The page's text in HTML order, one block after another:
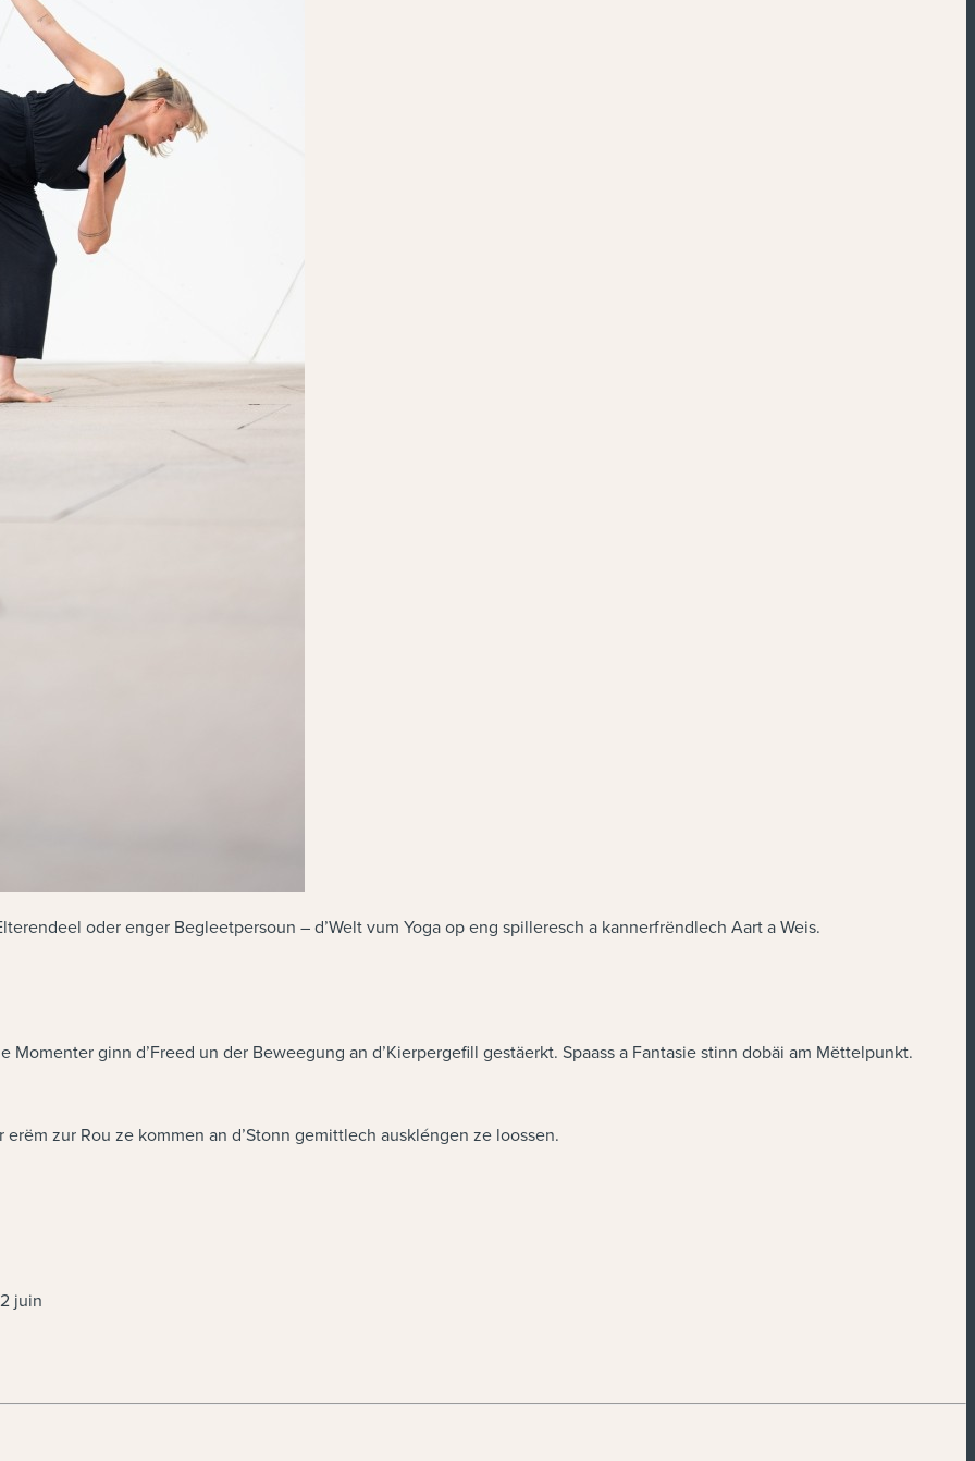
oder enger Begleetpersoun – d’Welt vum Yoga op eng spilleresch a kannerfrëndlech Aart a Weis.
ginn d’Freed un der Beweegung an d’Kierpergefill gestäerkt. Spaass a Fantasie stinn dobäi am Mëttelpunkt.
zur Rou ze kommen an d’Stonn gemittlech auskléngen ze loossen.
juin